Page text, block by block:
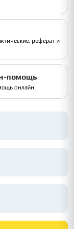
реферат и
помощь
онлайн